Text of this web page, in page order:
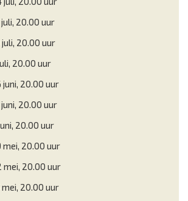
20.00 uur
20.00 uur
20.00 uur
20.00 uur
20.00 uur
20.00 uur
20.00 uur
mei, 20.00 uur
20.00 uur